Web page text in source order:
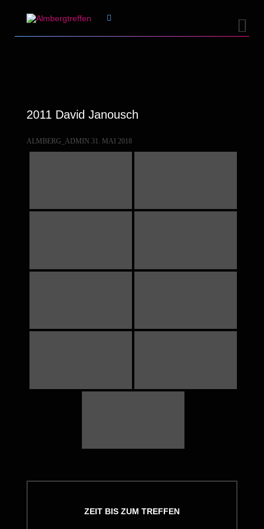


2011 David Janousch
ALMBERG_ADMIN 31. MAI 2018
ZEIT BIS ZUM TREFFEN